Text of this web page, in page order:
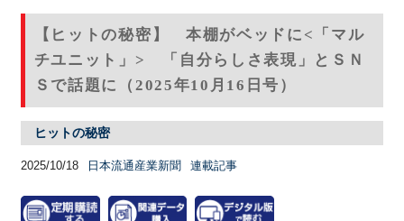
【ヒットの秘密】 本棚がベッドに<「マル
チユニット」> 「自分らしさ表現」とＳＮ
Ｓで話題に（2025年10月16日号）
ヒットの秘密
2025/10/18 日本流通産業新聞 連載記事